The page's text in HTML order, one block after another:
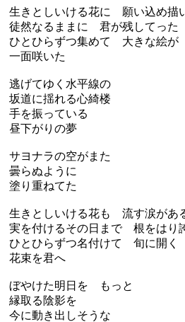
生きとしいける花に 願い込め描
徒然なるままに 君が残してった
ひとひらずつ集めて 大きな絵が
一面咲いた
逃げてゆく水平線の
坂道に揺れる心綺楼
手を振っている
昼下がりの夢
サヨナラの空がまた
曇らぬように
塗り重ねてた
生きとしいける花も 流す涙があ
実を付けるその日まで 根をはり
ひとひらずつ名付けて 旬に開く
花束を君へ
ぼやけた明日を もっと
縁取る陰影を
今に動き出しそうな